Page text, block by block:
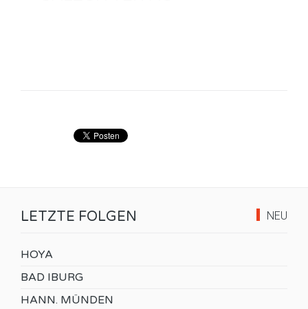
NEU
LETZTE FOLGEN
HOYA
BAD IBURG
HANN. MÜNDEN